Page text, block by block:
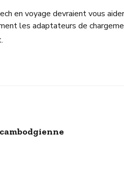
en voyage devraient vous
les adaptateurs de